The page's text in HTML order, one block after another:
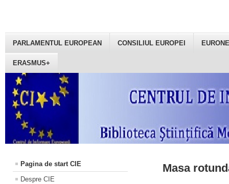
PARLAMENTUL EUROPEAN CONSILIUL EUROPEI
ERASMUS+
Pagina de start CIE
Despre CIE
Masa